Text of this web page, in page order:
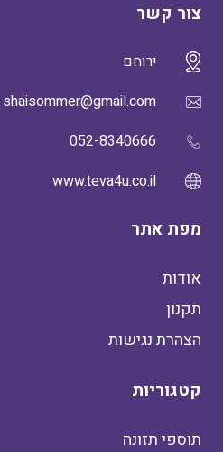
צור קשר
ירוחם
shaisommer@gmail.com
052-8340666
www.teva4u.co.il
מפת אתר
אודות
תקנון
הצהרת נגישות
קטגוריות
תוספי תזונה